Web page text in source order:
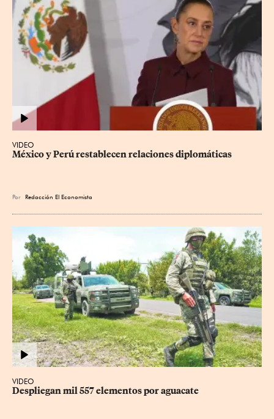
VIDEO
México y Perú restablecen relaciones diplomáticas
Por Redacción El Economista
VIDEO
Despliegan mil 557 elementos por aguacate